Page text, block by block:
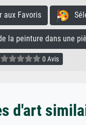
aux Favoris
la peinture dans une
0 Avis
d'art